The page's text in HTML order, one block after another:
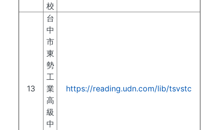
校
13
台
中
市
東
勢
工
業
高
級
中
https://reading.udn.com/lib/tsvstc